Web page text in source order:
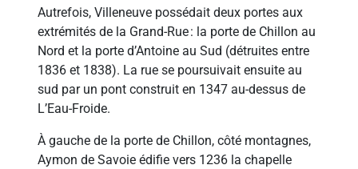
Autrefois, Villeneuve possédait deux portes aux
extrémités de la Grand-Rue : la porte de Chillon au
Nord et la porte d’Antoine au Sud (détruites entre
1836 et 1838). La rue se poursuivait ensuite au
sud par un pont construit en 1347 au-dessus de
L’Eau-Froide.
À gauche de la porte de Chillon, côté montagnes,
Aymon de Savoie édifie vers 1236 la chapelle